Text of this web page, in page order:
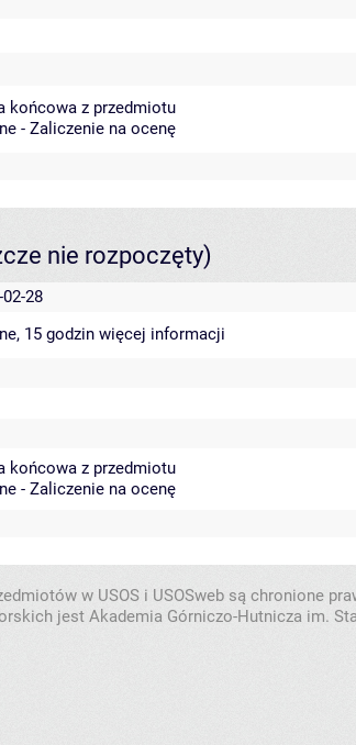
końcowa z przedmiotu
- Zaliczenie na ocenę
nie rozpoczęty)
28
15 godzin więcej informacji
końcowa z przedmiotu
- Zaliczenie na ocenę
w USOS i USOSweb są chronione
jest Akademia Górniczo-Hutnicza im.